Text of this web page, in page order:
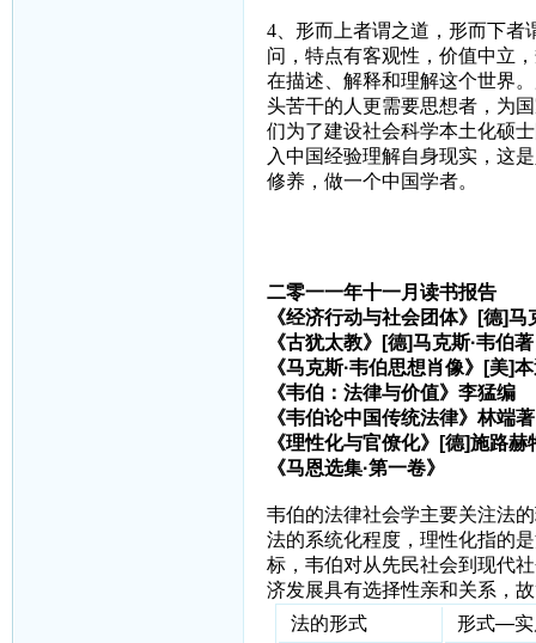
4、形而上者谓之道，形而下者
问，特点有客观性，价值中立
在描述、解释和理解这个世界
头苦干的人更需要思想者，为
们为了建设社会科学本土化硕
入中国经验理解自身现实，这
修养，做一个中国学者。
二零一一年十一月读书报告
《经济行动与社会团体》[德]
《古犹太教》[德]马克斯·韦伯
《马克斯·韦伯思想肖像》[美]
《韦伯：法律与价值》李猛编
《韦伯论中国传统法律》林端
《理性化与官僚化》[德]施路
《马恩选集·第一卷》
韦伯的法律社会学主要关注法
法的系统化程度，理性化指的
标，韦伯对从先民社会到现代
济发展具有选择性亲和关系，
法的形式
形式—实